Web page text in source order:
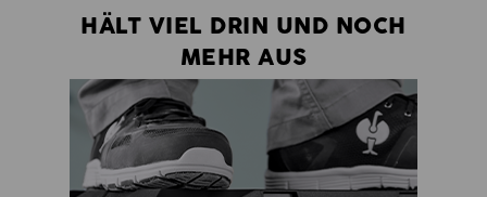
HÄLT VIEL DRIN UND NOCH
MEHR AUS